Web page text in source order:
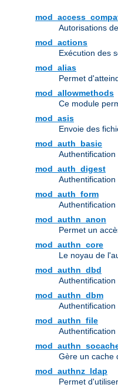
Autorisations
mod_actions
Exécution des
mod_alias
Permet
mod_allowmethods
Ce module
mod_asis
Envoie des
mod_auth_basic
mod_auth_digest
mod_auth_form
mod_authn_anon
Permet un
mod_authn_core
Le noyau de
mod_authn_dbd
mod_authn_dbm
mod_authn_file
Gère un cache
mod_authnz_ldap
Permet